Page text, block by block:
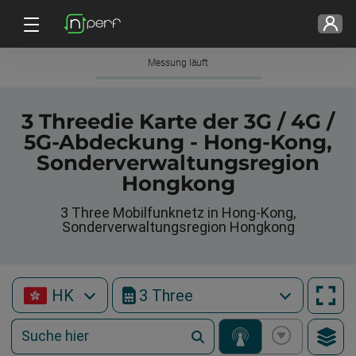
Messung läuft
3 Threedie Karte der 3G / 4G /
5G-Abdeckung - Hong-Kong,
Sonderverwaltungsregion
Hongkong
3 Three Mobilfunknetz in Hong-Kong,
Sonderverwaltungsregion Hongkong
HK 3 Three